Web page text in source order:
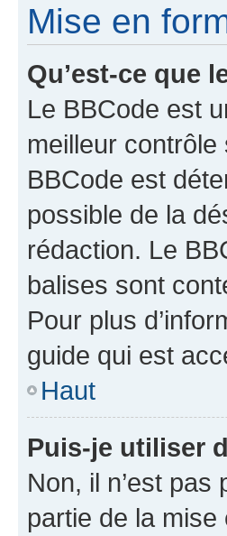
Mise en
Qu’est-ce que
Le BBCode est
meilleur contrôle
BBCode est
possible de la
rédaction. Le
balises sont
Pour plus
guide qui est
Haut
Puis-je utiliser
Non, il n’est pas
partie de la mise